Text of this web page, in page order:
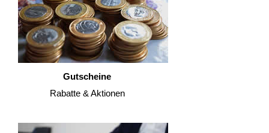
Gutscheine
Rabatte & Aktionen